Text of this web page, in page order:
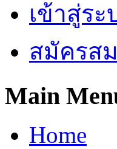
เข้าสู่ระ
สมัครส
Main
Home